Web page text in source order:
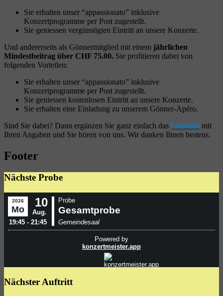
Sie erhalten unser “appassionato” inklusive
Konzertprogramme per Post zugestellt.
Sie geniessen vergünstigten Eintritt an unsere Konzerte.
Und andererseits als Gönnermitglied mit einem jährlichen
Mindestbeitrag über CHF 75.00. Sie profitieren dabei von
folgenden Vorteilen:
Sie erhalten unser “appassionato” inklusive
Konzertprogramme per Post zugestellt.
Sie geniessen kostenlosen Eintritt an unsere Konzerte.
Sie erhalten eine Einladung zu unserem Gönner-Apéro.
Sind Sie dabei? Dann ergänzen Sie ganz einfach das Formularmit
Ihren Angaben und Sie hören von uns. Wir danken Ihnen bestens.
Footer
Nächste Probe
Nächster Auftritt